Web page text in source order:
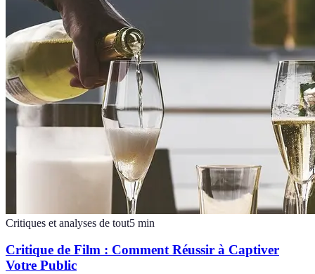
Critiques et analyses de tout5 min
Critique de Film : Comment Réussir à Captiver
Votre Public